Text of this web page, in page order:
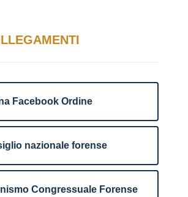
Facebook Ordine
nazionale forense
Congressuale Forense